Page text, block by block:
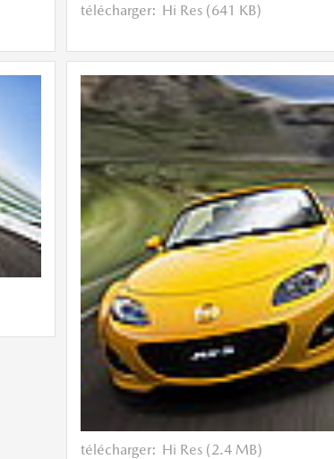
télécharger: Hi Res (641 KB)
télécharger: Hi Res (2.4 MB)